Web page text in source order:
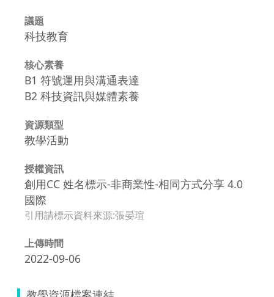
議題
科技教育
核心素養
B1 符號運用與溝通表達
B2 科技資訊與媒體素養
資源類型
教學活動
授權資訊
創用CC 姓名標示-非商業性-相同方式分享 4.0
國際
引用請標示資料來源:張晏瑄
上傳時間
2022-09-06